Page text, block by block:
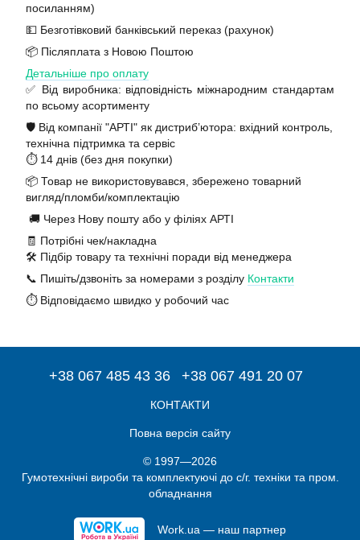
посиланням)
💵 Безготівковий банківський переказ (рахунок)
📦 Післяплата з Новою Поштою
Детальніше про оплату
✅ Від виробника: відповідність міжнародним стандартам
по всьому асортименту
🛡️ Від компанії "АРТІ" як дистриб’ютора: вхідний контроль,
технічна підтримка та сервіс
⏱️ 14 днів (без дня покупки)
📦 Товар не використовувався, збережено товарний
вигляд/пломби/комплектацію
🚚 Через Нову пошту або у філіях АРТІ
🧾 Потрібні чек/накладна
🛠️ Підбір товару та технічні поради від менеджера
📞 Пишіть/дзвоніть за номерами з розділу Контакти
⏱️ Відповідаємо швидко у робочий час
+38 067 485 43 36 +38 067 491 20 07
КОНТАКТИ
Повна версія сайту
© 1997—2026
Гумотехнічні вироби та комплектуючі до с/г. техніки та пром.
обладнання
Work.ua — наш партнер